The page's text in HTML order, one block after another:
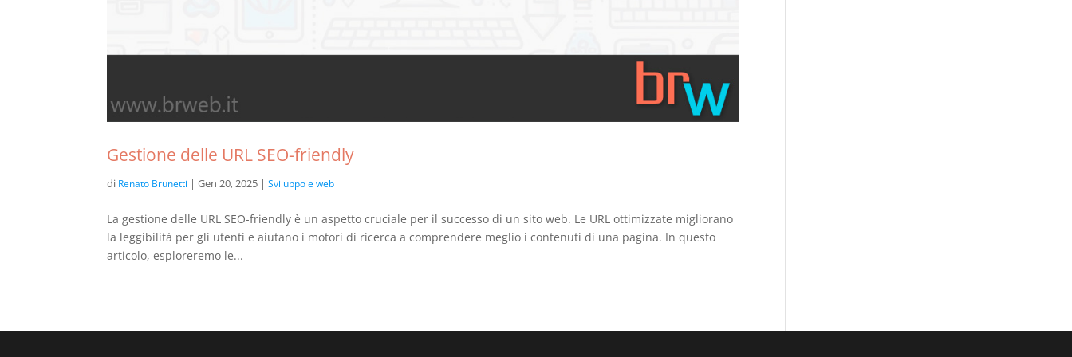
Gestione delle URL SEO-friendly
di Renato Brunetti |Gen 20, 2025 |Sviluppo e web
La gestione delle URL SEO-friendly è un aspetto cruciale per il successo di un sito web. Le URL ottimizzate migliorano
la leggibilità per gli utenti e aiutano i motori di ricerca a comprendere meglio i contenuti di una pagina. In questo
articolo, esploreremo le...